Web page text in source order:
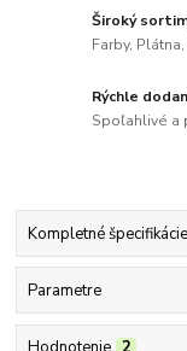
Široký
Farby,
Rýchle
Spoľahlivé a
Kompletné špecifikácie
Parametre